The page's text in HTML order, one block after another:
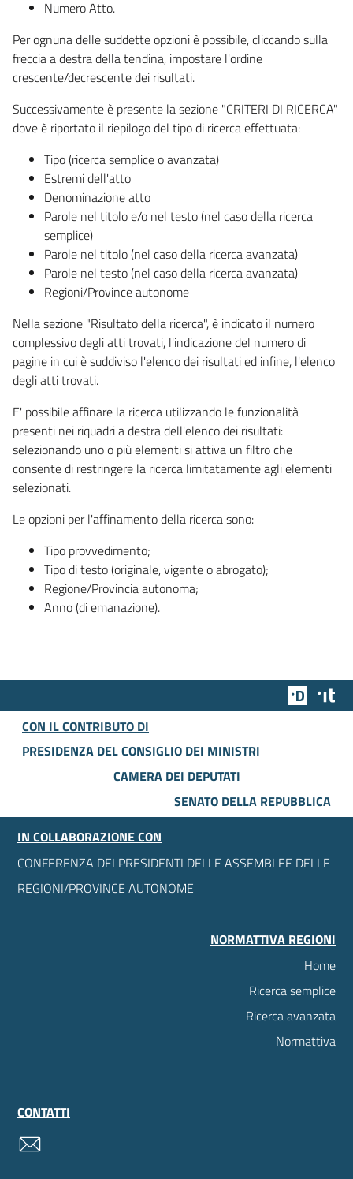
Numero Atto.
Per ognuna delle suddette opzioni è possibile, cliccando sulla
freccia a destra della tendina, impostare l'ordine
crescente/decrescente dei risultati.
Successivamente è presente la sezione "CRITERI DI RICERCA"
dove è riportato il riepilogo del tipo di ricerca effettuata:
Tipo (ricerca semplice o avanzata)
Estremi dell'atto
Denominazione atto
Parole nel titolo e/o nel testo (nel caso della ricerca
semplice)
Parole nel titolo (nel caso della ricerca avanzata)
Parole nel testo (nel caso della ricerca avanzata)
Regioni/Province autonome
Nella sezione "Risultato della ricerca", è indicato il numero
complessivo degli atti trovati, l'indicazione del numero di
pagine in cui è suddiviso l'elenco dei risultati ed infine, l'elenco
degli atti trovati.
E' possibile affinare la ricerca utilizzando le funzionalità
presenti nei riquadri a destra dell'elenco dei risultati:
selezionando uno o più elementi si attiva un filtro che
consente di restringere la ricerca limitatamente agli elementi
selezionati.
Le opzioni per l'affinamento della ricerca sono:
Tipo provvedimento;
Tipo di testo (originale, vigente o abrogato);
Regione/Provincia autonoma;
Anno (di emanazione).
Team
CON IL CONTRIBUTO DI
PRESIDENZA DEL CONSIGLIO DEI MINISTRI
CAMERA DEI DEPUTATI
SENATO DELLA REPUBBLICA
IN COLLABORAZIONE CON
CONFERENZA DEI PRESIDENTI DELLE ASSEMBLEE DELLE
REGIONI/PROVINCE AUTONOME
NORMATTIVA REGIONI
Home
Ricerca semplice
Ricerca avanzata
Normattiva
CONTATTI